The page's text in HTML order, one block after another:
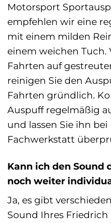
Motorsport
empfehlen wir eine
mit einem milden
einem weichen Tuch.
Fahrten auf
reinigen Sie den
Fahrten gründlich.
Auspuff regelmäßig
und lassen Sie ihn
Fachwerkstatt
Kann ich den Sound
noch weiter
Ja, es gibt
Sound Ihres